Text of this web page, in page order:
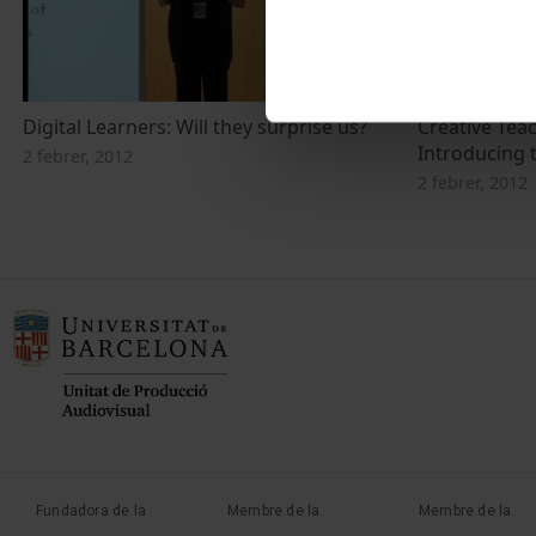
Digital Learners: Will they surprise us?
2 febrer, 2012
Creative
Introducing
2 febrer, 2012
Fundadora de la Membre de la Membre de la